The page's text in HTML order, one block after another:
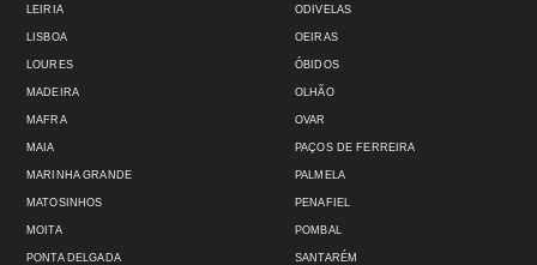
LEIRIA
LISBOA
LOURES
MADEIRA
MAFRA
MAIA
MARINHA GRANDE
MATOSINHOS
MOITA
ODIVELAS
OEIRAS
ÓBIDOS
OLHÃO
OVAR
PAÇOS DE FERREIRA
PALMELA
PENAFIEL
POMBAL
PONTA DELGADA SANTARÉM